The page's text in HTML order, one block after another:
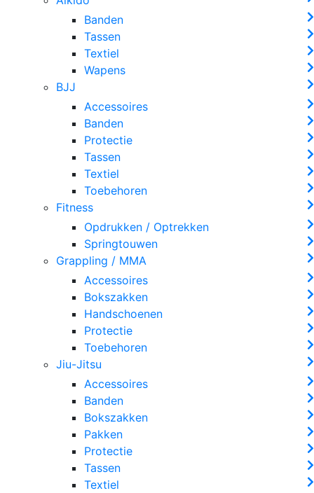
Banden
Tassen
Textiel
Wapens
BJJ
Accessoires
Banden
Protectie
Tassen
Textiel
Toebehoren
Fitness
Opdrukken / Optrekken
Springtouwen
Grappling / MMA
Accessoires
Bokszakken
Handschoenen
Protectie
Toebehoren
Jiu-Jitsu
Accessoires
Banden
Bokszakken
Pakken
Protectie
Tassen
Textiel